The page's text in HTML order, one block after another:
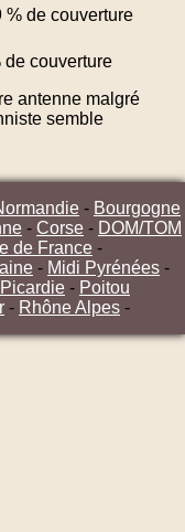
% de couverture
de couverture
antenne malgré
semble
- Bourgogne
- Corse - DOM/TOM
Ile de France -
- Midi Pyrénées -
Picardie - Poitou
- Rhône Alpes -